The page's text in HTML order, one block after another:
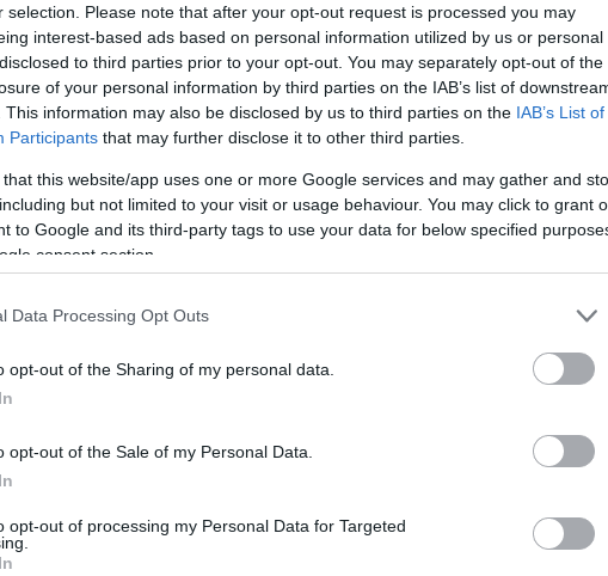
selection. Please note that after your opt-out request is processed you may
interest-based ads based on personal information utilized by us or personal
to third parties prior to your opt-out. You may separately opt-out of the
of your personal information by third parties on the IAB’s list of
This information may also be disclosed by us to third parties on the IAB’s List of
Participants that may further disclose it to other third parties.
that this website/app uses one or more Google services and may gather and
but not limited to your visit or usage behaviour. You may click to grant
to Google and its third-party tags to use your data for below specified
consent section.
Data Processing Opt Outs
opt-out of the Sharing of my personal data.
opt-out of the Sale of my Personal Data.
opt-out of processing my Personal Data for Targeted
⏱️ KB. 2 PERC OLVASÁS
a közvetítésben megjelenő üzenet
Az FIA utólag magyarázattal szolgált.
vagy könnyebbültek meg akkor, amikor
autó annak ellenére nem hajtott be a
felirat alapján ennek ellenkezőjét lehetett
azzal, hogy nem indította újra a
volt világos, hogy miért közvetítettek ennek
meg. „A biztonsági autós fázisra vonatkozó
visszavétele után egy teljes kört